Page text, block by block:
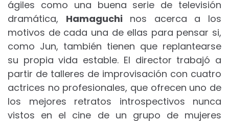
ágiles como una buena serie de televisión
dramática, Hamaguchinos acerca a los
motivos de cada una de ellas para pensar si,
como Jun, también tienen que replantearse
su propia vida estable. El director trabajó a
partir de talleres de improvisación con cuatro
actrices no profesionales, que ofrecen uno de
los mejores retratos introspectivos nunca
vistos en el cine de un grupo de mujeres